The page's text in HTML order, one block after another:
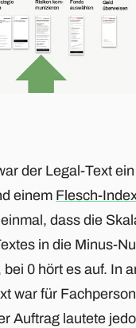
der Legal-Text
einem Flesch-
dass die
in die Minus-
0 hört es auf. In
war für
Auftrag lautete